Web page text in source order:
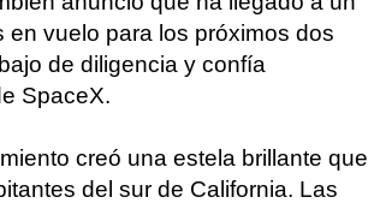
vuelo para los próximos dos
de diligencia y confía
SpaceX.
creó una estela brillante que
del sur de California. Las